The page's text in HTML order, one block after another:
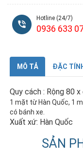
Hotline (24/7)
0936 633
MÔ TẢ ĐẶC
Quy cách : Rộng 80
1 mặt từ Hàn Quốc, 1
có bánh xe.
Xuất xứ: Hàn Quốc
SẢN